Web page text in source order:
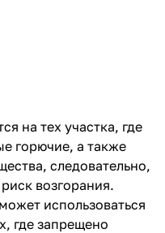
на тех участка, где
горючие, а также
следовательно,
возгорания.
использоваться
где запрещено